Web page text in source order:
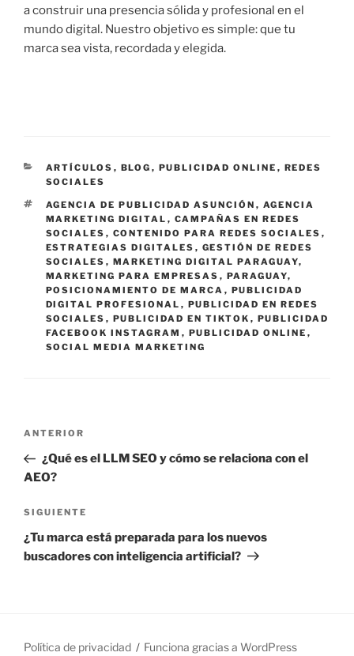
a construir una presencia sólida y profesional en el
mundo digital. Nuestro objetivo es simple: que tu
marca sea vista, recordada y elegida.
C
A
E
G
O
R
Í
A
S
ARTÍCULOS , BLOG , PUBLICIDAD ONLINE , REDES
SOCIALES
E
T
I
Q
U
E
T
A
S
AGENCIA DE PUBLICIDAD ASUNCIÓN , AGENCIA
MARKETING DIGITAL , CAMPAÑAS EN REDES
SOCIALES , CONTENIDO PARA REDES SOCIALES ,
ESTRATEGIAS DIGITALES , GESTIÓN DE REDES
SOCIALES , MARKETING DIGITAL PARAGUAY,
MARKETING PARA EMPRESAS , PARAGUAY,
POSICIONAMIENTO DE MARCA , PUBLICIDAD
DIGITAL PROFESIONAL , PUBLICIDAD EN REDES
SOCIALES , PUBLICIDAD EN TIKTOK , PUBLICIDAD
FACEBOOK INSTAGRAM , PUBLICIDAD ONLINE ,
SOCIAL MEDIA MARKETING
v
g
a
c
d
E
n
t
a
a
r
ANTERIOR
¿Qué es el LLM SEO y cómo se relaciona con el
AEO?
S
g
t
SIGUIENTE
¿Tu marca está preparada para los nuevos
buscadores con inteligencia artificial?
Política de privacidad Funciona gracias a WordPress